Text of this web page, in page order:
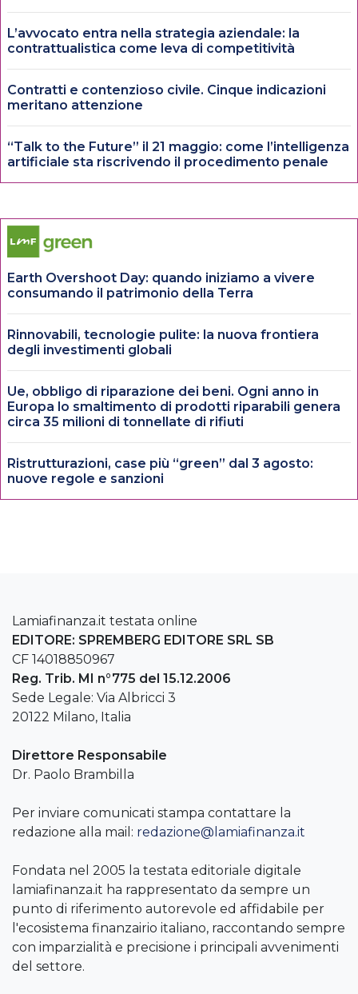
L’avvocato entra nella strategia aziendale: la
contrattualistica come leva di competitività
Contratti e contenzioso civile. Cinque indicazioni
meritano attenzione
“Talk to the Future” il 21 maggio: come l’intelligenza
artificiale sta riscrivendo il procedimento penale
Earth Overshoot Day: quando iniziamo a vivere
consumando il patrimonio della Terra
Rinnovabili, tecnologie pulite: la nuova frontiera
degli investimenti globali
Ue, obbligo di riparazione dei beni. Ogni anno in
Europa lo smaltimento di prodotti riparabili genera
circa 35 milioni di tonnellate di rifiuti
Ristrutturazioni, case più “green” dal 3 agosto:
nuove regole e sanzioni
Lamiafinanza.it testata online
EDITORE: SPREMBERG EDITORE SRL SB
CF 14018850967
Reg. Trib. MI n°775 del 15.12.2006
Sede Legale: Via Albricci 3
20122 Milano, Italia
Direttore Responsabile
Dr. Paolo Brambilla
Per inviare comunicati stampa contattare la
redazione alla mail: redazione@lamiafinanza.it
Fondata nel 2005 la testata editoriale digitale
lamiafinanza.it ha rappresentato da sempre un
punto di riferimento autorevole ed affidabile per
l'ecosistema finanzairio italiano, raccontando sempre
con imparzialità e precisione i principali avvenimenti
del settore.